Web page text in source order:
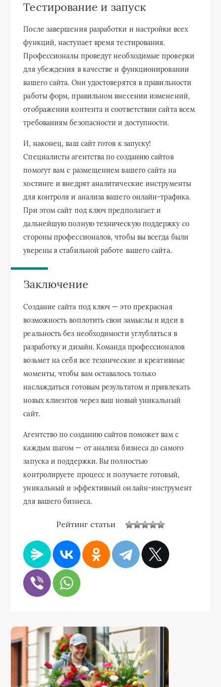
Тестирование и запуск
После завершения разработки и настройки всех
функций, наступает время тестирования.
Профессионалы проведут необходимые проверки
для убеждения в качестве и функционировании
вашего сайта. Они удостоверятся в правильности
работы форм, правильном внесении изменений,
отображении контента и соответствии сайта всем
требованиям безопасности и доступности.
И, наконец, ваш сайт готов к запуску!
Специалисты агентства по созданию сайтов
помогут вам с размещением вашего сайта на
хостинге и внедрят аналитические инструменты
для контроля и анализа вашего онлайн-трафика.
При этом сайт под ключ предполагает и
дальнейшую полную техническую поддержку со
стороны профессионалов, чтобы вы всегда были
уверены в стабильной работе вашего сайта.
Заключение
Создание сайта под ключ — это прекрасная
возможность воплотить свои замыслы и идеи в
реальность без необходимости углубляться в
разработку и дизайн. Команда профессионалов
возьмет на себя все технические и креативные
моменты, чтобы вам оставалось только
наслаждаться готовым результатом и привлекать
новых клиентов через ваш новый уникальный
сайт.
Агентство по созданию сайтов поможет вам с
каждым шагом — от анализа бизнеса до самого
запуска и поддержки. Вы полностью
контролируете процесс и получаете готовый,
уникальный и эффективный онлайн-инструмент
для вашего бизнеса.
Рейтинг статьи